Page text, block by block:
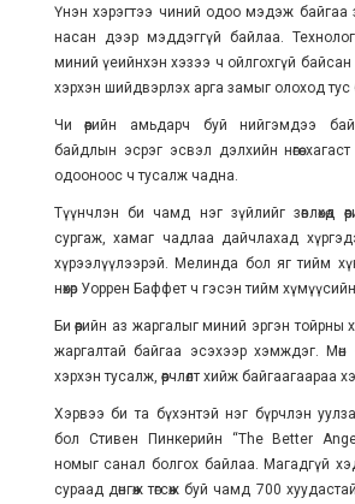
Үнэн хэрэгтээ чиний одоо мэдэж байгаа
насан дээр мэддэггүй байлаа.
миний үеийнхэн хэзээ ч ойлгохгүй байсан
хэрхэн шийдвэрлэх арга замыг олоход тус
Чи өөрийн амьдарч буй нийгэмдээ
байдлын эсрэг эсвэл дэлхийн нөгөө
одооноос ч тусалж чадна.
Түүнчлэн би чамд нэг зүйлийг зөвлөхөд
сургаж, хамаг чадлаа дайчлахад хүргэдэг
хүрээлүүлээрэй. Мелинда бол яг тийм
нөхөр Уоррен Баффет ч гэсэн тийм
Би өөрийн аз жаргалыг миний эргэн тойрны
жаргалтай байгаа эсэхээр хэмждэг.
хэрхэн тусалж, өөрчлөлт хийж байгаагаараа
Хэрвээ би та бүхэнтэй нэг бүрчлэн уулзаж,
бол Стивен Пинкерийн “The Better
номыг санал болгох байлаа. Магадгүй
сураад дөнгөж төгсөж буй чамд 700